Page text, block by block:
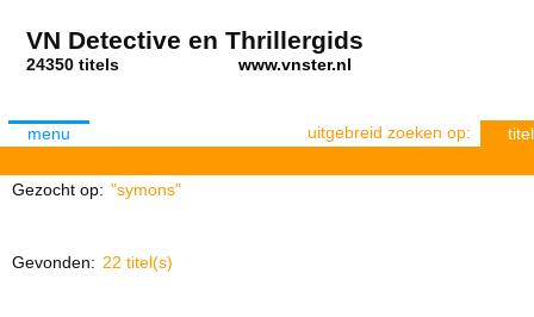
VN Detective en Thrillergids
24350 titels www.vnster.nl
menu uitgebreid zoeken op: titel
Gezocht op: "symons"
Gevonden: 22 titel(s)